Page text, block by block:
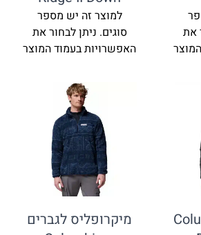
למוצר זה יש מספר
סוגים. ניתן לבחור את
האפשרויות בעמוד המוצר
מיקרופליס לגברים